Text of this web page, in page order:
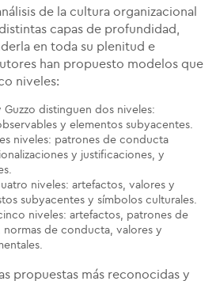
de la cultura organizacional
capas de profundidad,
en toda su plenitud e
han propuesto modelos que
niveles:
Guzzo distinguen dos niveles:
y elementos subyacentes.
niveles: patrones de conducta
y justificaciones, y
niveles: artefactos, valores y
subyacentes y símbolos culturales.
niveles: artefactos, patrones de
de conducta, valores y
propuestas más reconocidas y